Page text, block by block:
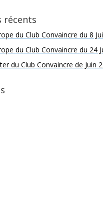
récents
du Club Convaincre du 8
du Club Convaincre du 24
du Club Convaincre de Juin